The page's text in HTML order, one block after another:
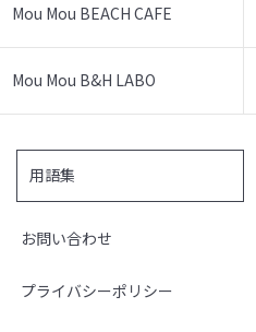
Mou Mou BEACH CAFE
Mou Mou B&H LABO
用語集
お問い合わせ
プライバシーポリシー